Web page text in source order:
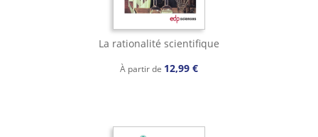
La rationalité scientifique
À partir de 12,99 €